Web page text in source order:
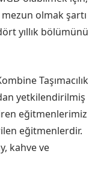
olmak şartı
yıllık bölümünü
Taşımacılık
yetkilendirilmiş
eğitmenlerimiz
eğitmenlerdir.
kahve ve